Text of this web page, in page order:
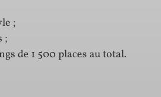
;
;
de 1 500 places au total.